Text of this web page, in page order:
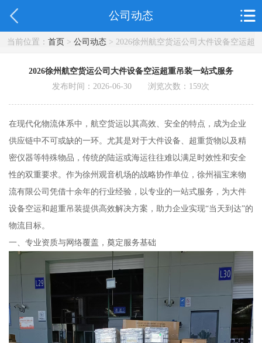
公司动态
当前位置： 首页> 公司动态> 2026徐州航空货运公司大件设备空运超
2026徐州航空货运公司大件设备空运超重吊装一站式服务
发布时间：2026-06-30 浏览次数： 159次
在现代化物流体系中，航空货运以其高效、安全的特点，成为企业
供应链中不可或缺的一环。尤其是对于大件设备、超重货物以及精
密仪器等特殊物品，传统的陆运或海运往往难以满足时效性和安全
性的双重要求。作为徐州观音机场的战略协作单位，徐州福宝来物
流有限公司凭借十余年的行业经验，以专业的一站式服务，为大件
设备空运和超重吊装提供高效解决方案，助力企业实现“当天到达”的
物流目标。
一、专业资质与网络覆盖，奠定服务基础